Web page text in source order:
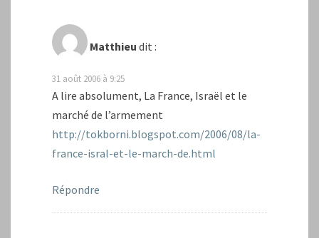
Matthieu dit :
31 août 2006 à 9:25
A lire absolument, La France, Israël et le
marché de l’armement
http://tokborni.blogspot.com/2006/08/la-
france-isral-et-le-march-de.html
Répondre